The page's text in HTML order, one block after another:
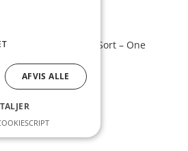
Blonde Maske – Sort – One
Vurderet
3.7
kr.79,00
AFVIS ALLE